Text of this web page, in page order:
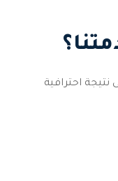
احترافية